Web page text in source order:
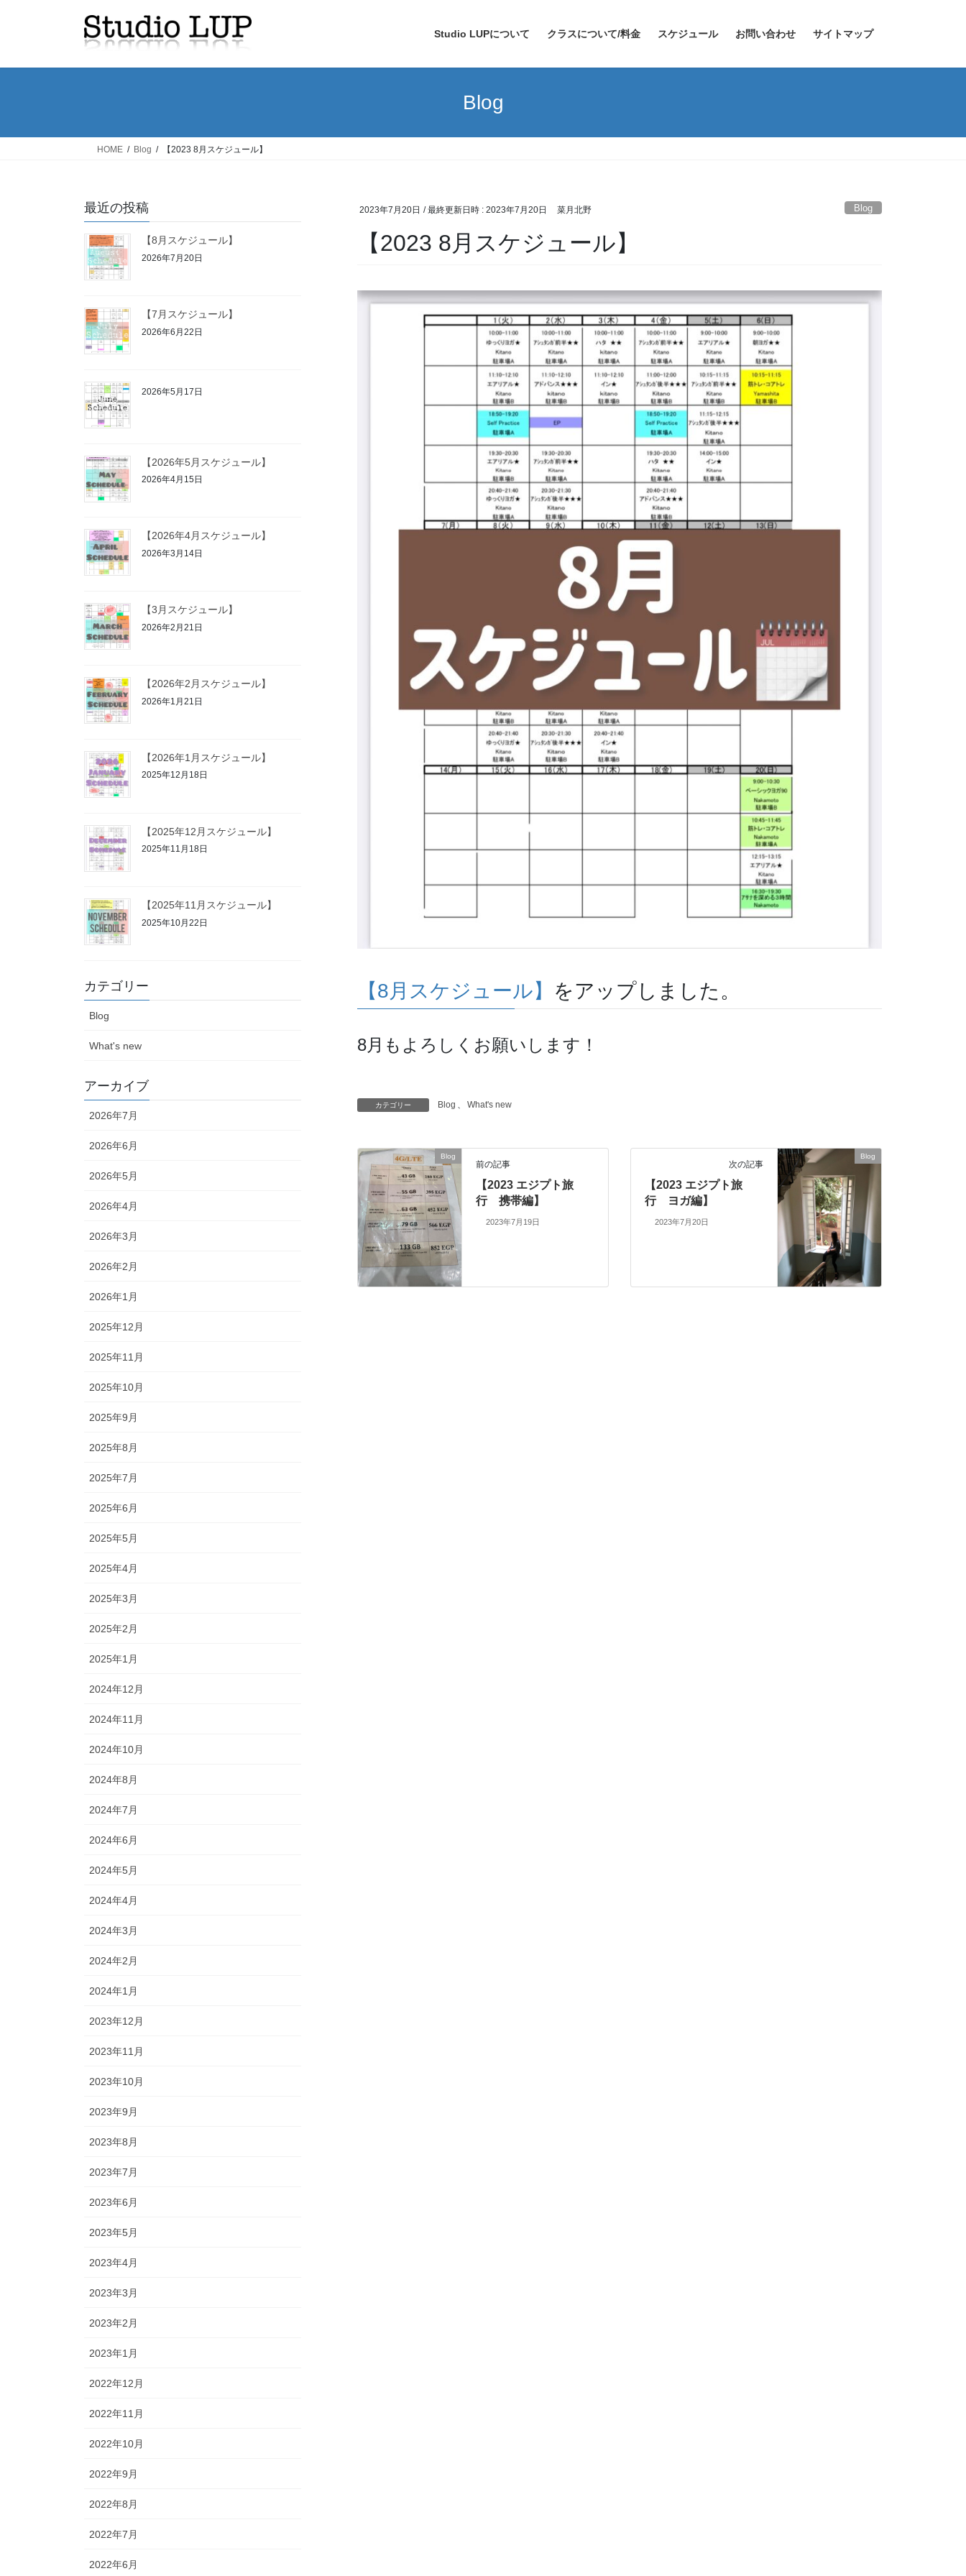
Studio LUPについて クラスについて/料金 スケジュール お問い合わせ サイトマップ
Blog
HOME Blog 【2023 8月スケジュール】
2023年7月20日 / 最終更新日時 : 2023年7月20日 菜月北野 Blog
【2023 8月スケジュール】
【8月スケジュール】 をアップしました。
8月もよろしくお願いします！
カテゴリー Blog 、 What's new
Blog
前の記事
【2023 エジプト旅
行 携帯編】
2023年7月19日
Blog
次の記事
【2023 エジプト旅
行 ヨガ編】
2023年7月20日
最近の投稿
【8月スケジュール】
2026年7月20日
【7月スケジュール】
2026年6月22日
2026年5月17日
【2026年5月スケジュール】
2026年4月15日
【2026年4月スケジュール】
2026年3月14日
【3月スケジュール】
2026年2月21日
【2026年2月スケジュール】
2026年1月21日
【2026年1月スケジュール】
2025年12月18日
【2025年12月スケジュール】
2025年11月18日
【2025年11月スケジュール】
2025年10月22日
カテゴリー
Blog
What's new
アーカイブ
2026年7月
2026年6月
2026年5月
2026年4月
2026年3月
2026年2月
2026年1月
2025年12月
2025年11月
2025年10月
2025年9月
2025年8月
2025年7月
2025年6月
2025年5月
2025年4月
2025年3月
2025年2月
2025年1月
2024年12月
2024年11月
2024年10月
2024年8月
2024年7月
2024年6月
2024年5月
2024年4月
2024年3月
2024年2月
2024年1月
2023年12月
2023年11月
2023年10月
2023年9月
2023年8月
2023年7月
2023年6月
2023年5月
2023年4月
2023年3月
2023年2月
2023年1月
2022年12月
2022年11月
2022年10月
2022年9月
2022年8月
2022年7月
2022年6月